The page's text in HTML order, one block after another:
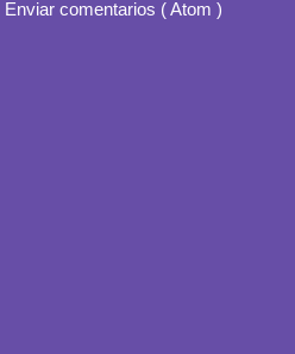
Enviar comentarios ( Atom )